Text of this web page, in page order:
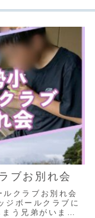
ブお別れ会
クラブお別れ会
ジボールクラブに
う兄弟がいま